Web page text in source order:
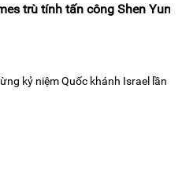
trù tính tấn công Shen Yun